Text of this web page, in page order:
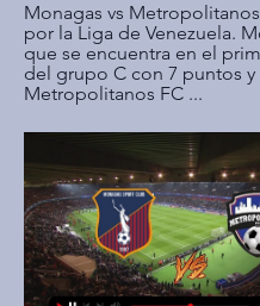
Monagas vs
por la Liga de Venezuela.
que se encuentra en el
del grupo C con 7 puntos y
Metropolitanos FC ...